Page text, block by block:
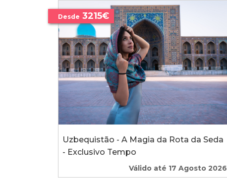
Uzbequistão - A Magia da Rota da Seda
- Exclusivo Tempo
Desde 3215€
Válido até 17 Agosto 2026